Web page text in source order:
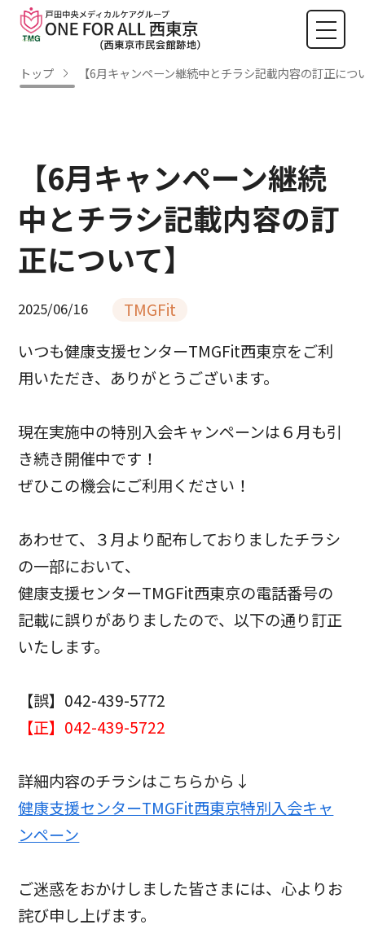
トップ 【6月キャンペーン継続中とチラシ記載内容の訂正につ
【6月キャンペーン継続
中とチラシ記載内容の訂
正について】
2025/06/16
TMGFit
いつも健康支援センターTMGFit西東京をご利
用いただき、ありがとうございます。
現在実施中の特別入会キャンペーンは６月も引
き続き開催中です！
ぜひこの機会にご利用ください！
あわせて、３月より配布しておりましたチラシ
の一部において、
健康支援センターTMGFit西東京の電話番号の
記載に誤りがありましたので、以下の通り訂正
いたします。
【誤】042-439-5772
【正】042-439-5722
詳細内容のチラシはこちらから↓
健康支援センターTMGFit西東京特別入会キャ
ンペーン
ご迷惑をおかけしました皆さまには、心よりお
詫び申し上げます。